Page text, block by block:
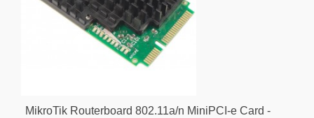
MikroTik Routerboard 802.11a/n MiniPCI-e Card -